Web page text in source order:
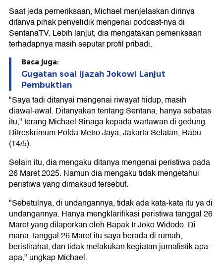
Saat jeda pemeriksaan, Michael menjelaskan dirinya
ditanya pihak penyelidik mengenai podcast-nya di
SentanaTV. Lebih lanjut, dia mengatakan pemeriksaan
terhadapnya masih seputar profil pribadi.
Baca juga:
Gugatan soal Ijazah Jokowi Lanjut
Pembuktian
"Saya tadi ditanyai mengenai riwayat hidup, masih
diawal-awal. Ditanyakan tentang Sentana, hanya sebatas
itu," terang Michael Sinaga kepada wartawan di gedung
Ditreskrimum Polda Metro Jaya, Jakarta Selatan, Rabu
(14/5).
Selain itu, dia mengaku ditanya mengenai peristiwa pada
26 Maret 2025. Namun dia mengaku tidak mengetahui
peristiwa yang dimaksud tersebut.
"Sebetulnya, di undangannya, tidak ada kata-kata itu ya di
undangannya. Hanya mengklarifikasi peristiwa tanggal 26
Maret yang dilaporkan oleh Bapak Ir Joko Widodo. Di
mana, tanggal 26 Maret itu saya berada di rumah,
beristirahat, dan tidak melakukan kegiatan jurnalistik apa-
apa," ungkap Michael.